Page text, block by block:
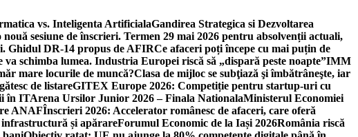
vs. Inteligenta ArtificialaGandirea Strategica si Dezvoltarea
sesiune de înscrieri. Termen 29 mai 2026 pentru absolvenții actuali,
Ghidul DR-14 propus de AFIRCe afaceri poți începe cu mai puțin de
schimba lumea. Industria Europei riscă să „dispară peste noapte”IMM
mare locurile de muncă?Clasa de mijloc se subţiază şi îmbătrâneşte, iar
de listareGITEX Europe 2026: Competiție pentru startup-uri cu
în ITArena Ursilor Junior 2026 – Finala NationalaMinisterul Economiei
ANAFÎnscrieri 2026: Accelerator românesc de afaceri, care oferă
și apărareForumul Economic de la Iași 2026România riscă